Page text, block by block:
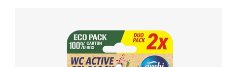
Népszerű keresések
ariel lenor finish pampers